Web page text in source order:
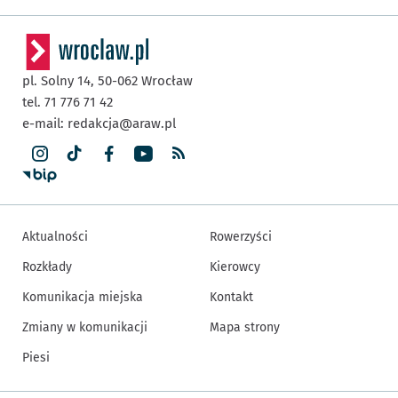
pl. Solny 14, 50-062 Wrocław
tel. 71 776 71 42
e-mail: redakcja@araw.pl
Aktualności
Rozkłady
Komunikacja miejska
Zmiany w komunikacji
Piesi
Rowerzyści
Kierowcy
Kontakt
Mapa strony